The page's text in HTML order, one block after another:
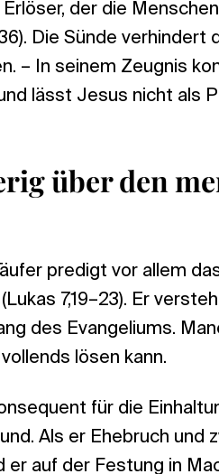
der die
Die Sünde
– In seinem Zeugnis
lässt Jesus nicht als
über den
predigt vor allem
7,19–23). Er
des Evangeliums.
lösen kann.
für die
Als er Ehebruch
er auf der Festung in